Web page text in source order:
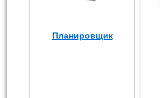
Планировщик